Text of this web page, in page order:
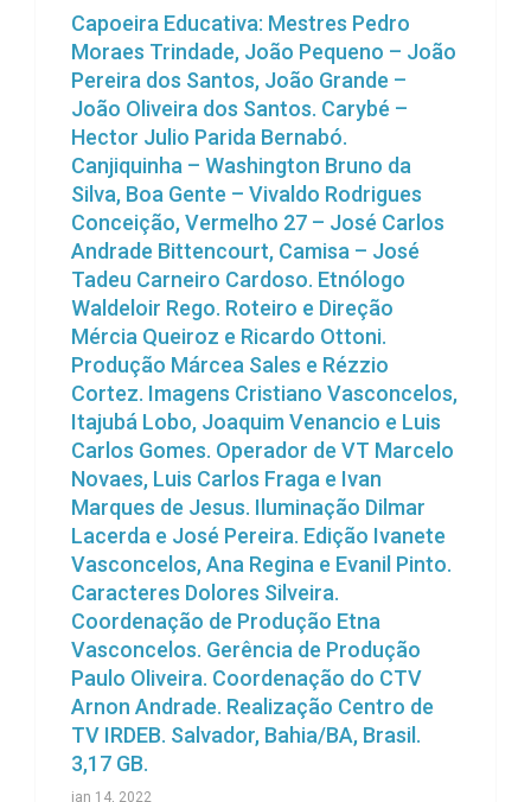
Capoeira Educativa: Mestres Pedro
Moraes Trindade, João Pequeno – João
Pereira dos Santos, João Grande –
João Oliveira dos Santos. Carybé –
Hector Julio Parida Bernabó.
Canjiquinha – Washington Bruno da
Silva, Boa Gente – Vivaldo Rodrigues
Conceição, Vermelho 27 – José Carlos
Andrade Bittencourt, Camisa – José
Tadeu Carneiro Cardoso. Etnólogo
Waldeloir Rego. Roteiro e Direção
Mércia Queiroz e Ricardo Ottoni.
Produção Márcea Sales e Rézzio
Cortez. Imagens Cristiano Vasconcelos,
Itajubá Lobo, Joaquim Venancio e Luis
Carlos Gomes. Operador de VT Marcelo
Novaes, Luis Carlos Fraga e Ivan
Marques de Jesus. Iluminação Dilmar
Lacerda e José Pereira. Edição Ivanete
Vasconcelos, Ana Regina e Evanil Pinto.
Caracteres Dolores Silveira.
Coordenação de Produção Etna
Vasconcelos. Gerência de Produção
Paulo Oliveira. Coordenação do CTV
Arnon Andrade. Realização Centro de
TV IRDEB. Salvador, Bahia/BA, Brasil.
3,17 GB.
jan 14, 2022